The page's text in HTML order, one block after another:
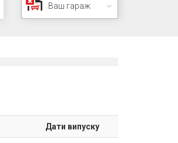
Ваш гараж
Дати випуску